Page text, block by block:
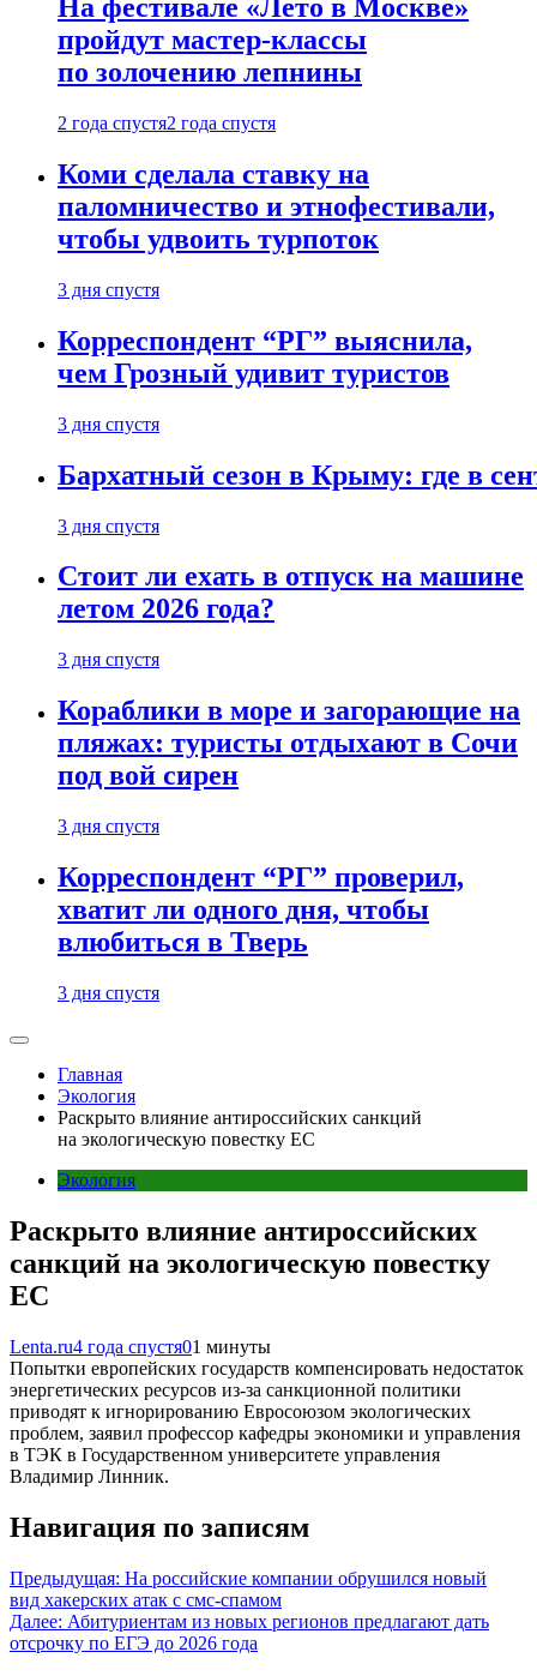
На фестивале «Лето в Москве»
пройдут мастер-классы
по золочению лепнины
2 года спустя2 года спустя
Коми сделала ставку на
паломничество и этнофестивали,
чтобы удвоить турпоток
3 дня спустя
Корреспондент “РГ” выяснила,
чем Грозный удивит туристов
3 дня спустя
Бархатный сезон в Крыму: где в
3 дня спустя
Стоит ли ехать в отпуск на машине
летом 2026 года?
3 дня спустя
Кораблики в море и загорающие на
пляжах: туристы отдыхают в Сочи
под вой сирен
3 дня спустя
Корреспондент “РГ” проверил,
хватит ли одного дня, чтобы
влюбиться в Тверь
3 дня спустя
Главная
Экология
Раскрыто влияние антироссийских санкций
на экологическую повестку ЕС
Экология
Раскрыто влияние антироссийских
санкций на экологическую повестку
ЕС
Lenta.ru4 года спустя01 минуты
Попытки европейских государств компенсировать недостаток
энергетических ресурсов из-за санкционной политики
приводят к игнорированию Евросоюзом экологических
проблем, заявил профессор кафедры экономики и управления
в ТЭК в Государственном университете управления
Владимир Линник.
Навигация по записям
Предыдущая: На российские компании обрушился новый
вид хакерских атак с смс-спамом
Далее: Абитуриентам из новых регионов предлагают дать
отсрочку по ЕГЭ до 2026 года